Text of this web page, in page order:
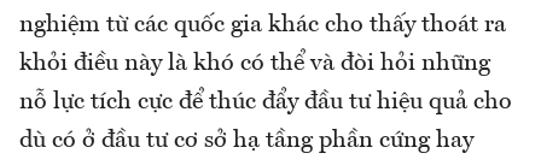
nghiệm từ các quốc gia khác cho thấy thoát ra
khỏi điều này là khó có thể và đòi hỏi những
nỗ lực tích cực để thúc đẩy đầu tư hiệu quả cho
dù có ở đầu tư cơ sở hạ tầng phần cứng hay